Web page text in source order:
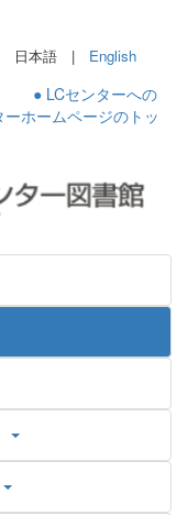
日本語 | English
● LCセンターへの
ーホームページのトッ